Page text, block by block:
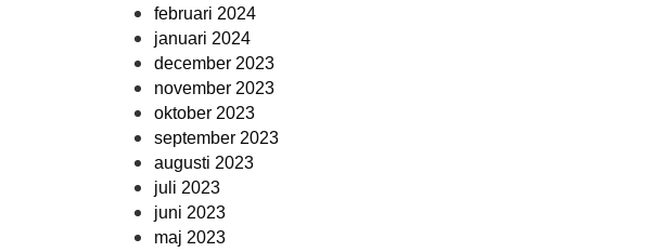
februari 2024
januari 2024
december 2023
november 2023
oktober 2023
september 2023
augusti 2023
juli 2023
juni 2023
maj 2023